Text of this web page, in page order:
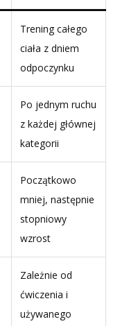
Trening całego
ciała z dniem
odpoczynku
Po jednym ruchu
z każdej głównej
kategorii
Początkowo
mniej, następnie
stopniowy
wzrost
Zależnie od
ćwiczenia i
używanego